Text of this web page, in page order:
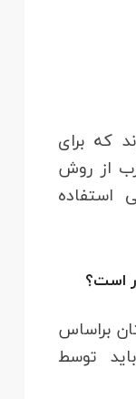
که برای
از روش
استفاده
است؟
براساس
توسط